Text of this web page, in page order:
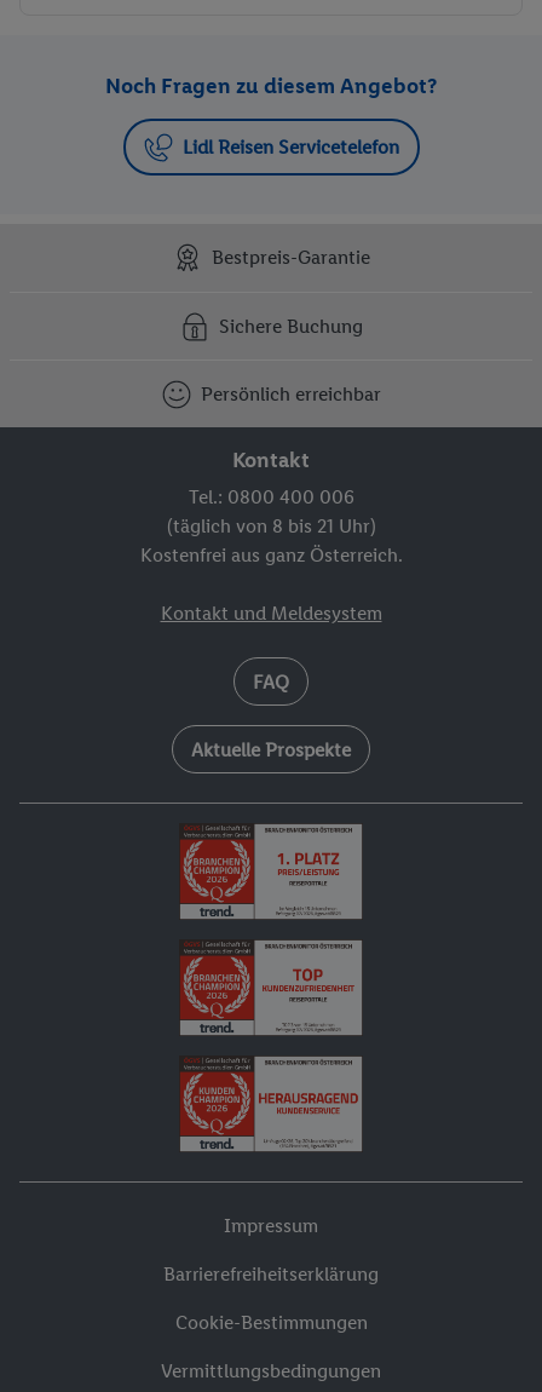
Noch Fragen zu diesem Angebot?
Lidl Reisen Servicetelefon
Bestpreis-Garantie
Sichere Buchung
Persönlich erreichbar
Kontakt
Tel.: 0800 400 006
(täglich von 8 bis 21 Uhr)
Kostenfrei aus ganz Österreich.
Kontakt und Meldesystem
FAQ
Aktuelle Prospekte
Impressum
Barrierefreiheitserklärung
Cookie-Bestimmungen
Vermittlungsbedingungen